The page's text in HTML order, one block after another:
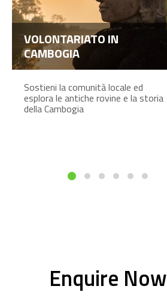
VOLONTARIATO IN
CAMBOGIA
Sostieni la comunità locale ed
esplora le antiche rovine e la storia
della Cambogia
Enquire Now